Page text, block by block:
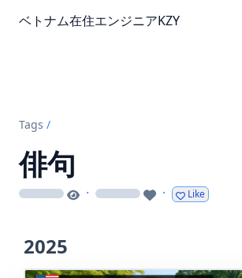
ベトナム在住エンジニアKZY
Tags /
俳句
loading · loading · Like
2025